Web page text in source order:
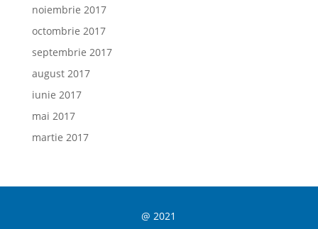
noiembrie 2017
octombrie 2017
septembrie 2017
august 2017
iunie 2017
mai 2017
martie 2017
@ 2021